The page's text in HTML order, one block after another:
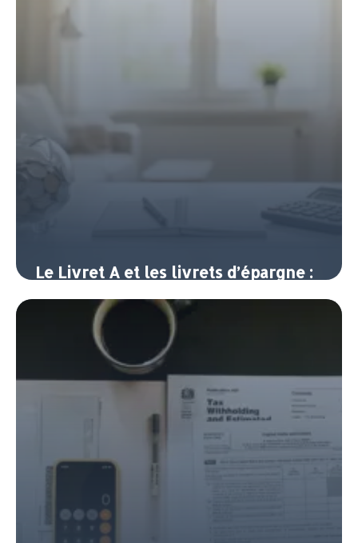
Le Livret A et les livrets d’épargne :
où placer son argent sans risque
10 juin 2026